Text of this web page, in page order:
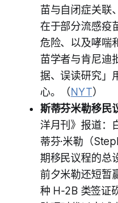
苗与自闭症关联
在于部分流感疫
危险、以及哮喘
苗学者与肯尼迪
据、误读研究」
心。（NYT）
斯蒂芬米勒移民
洋月刊》报道：
蒂芬·米勒（
期移民议程的总
前夕米勒还短暂
种 H-2B 类签证